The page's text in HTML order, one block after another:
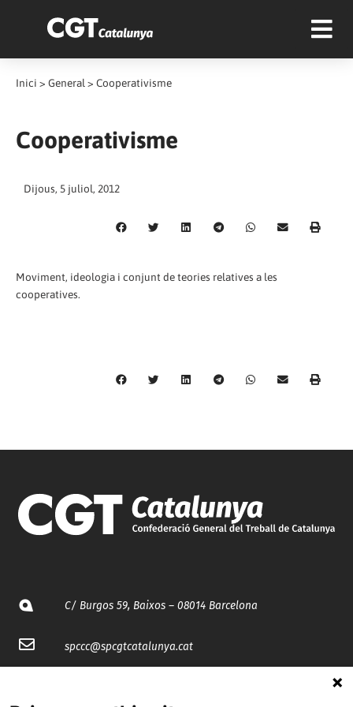
Inici > General > Cooperativisme
Cooperativisme
Dijous, 5 juliol, 2012
Moviment, ideologia i conjunt de teories relatives a les
cooperatives.
C/ Burgos 59, Baixos – 08014 Barcelona
spccc@spcgtcatalunya.cat